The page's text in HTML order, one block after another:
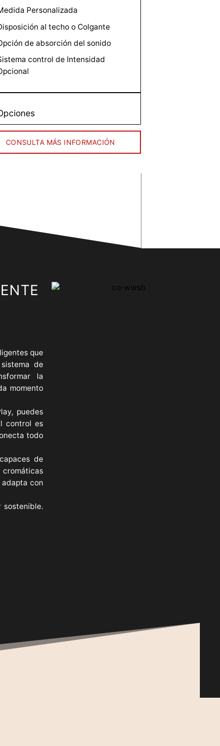
Personalizada
al techo o Colgante
de absorción del sonido
control de Intensidad
CONSULTA MÁS INFORMACIÓN
que
de
la
momento
puedes
control es
todo
de
con
sostenible.